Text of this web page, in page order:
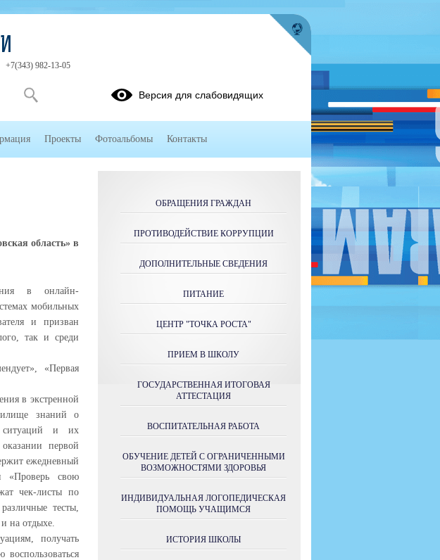
область» в
в онлайн-
мобильных
и призван
так и среди
«Первая
в экстренной
знаний о
ситуаций и их
первой
ежедневный
«Проверь свою
чек-листы по
тесты,
на отдыхе.
получать
ОБРАЩЕНИЯ ГРАЖДАН
ПРОТИВОДЕЙСТВИЕ КОРРУПЦИИ
ДОПОЛНИТЕЛЬНЫЕ СВЕДЕНИЯ
ПИТАНИЕ
ЦЕНТР "ТОЧКА РОСТА"
ПРИЕМ В ШКОЛУ
ГОСУДАРСТВЕННАЯ ИТОГОВАЯ
АТТЕСТАЦИЯ
ВОСПИТАТЕЛЬНАЯ РАБОТА
ОБУЧЕНИЕ ДЕТЕЙ С ОГРАНИЧЕННЫМИ
ВОЗМОЖНОСТЯМИ ЗДОРОВЬЯ
ИНДИВИДУАЛЬНАЯ ЛОГОПЕДИЧЕСКАЯ
ПОМОЩЬ УЧАЩИМСЯ
ИСТОРИЯ ШКОЛЫ
+7(343) 982-13-05
Версия для слабовидящих
Проекты Фотоальбомы Контакты